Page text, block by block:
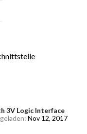
3V Logic Interface
Nov 12, 2017